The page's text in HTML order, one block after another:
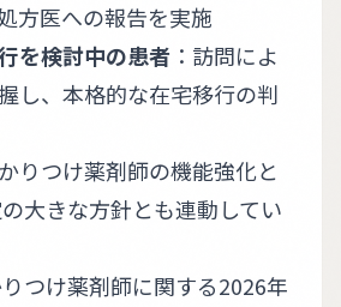
方医への報告を実施
を検討中の患者 ：訪問によ
し、本格的な在宅移行の判
りつけ薬剤師の機能強化と
大きな方針とも連動してい
つけ薬剤師に関する2026年